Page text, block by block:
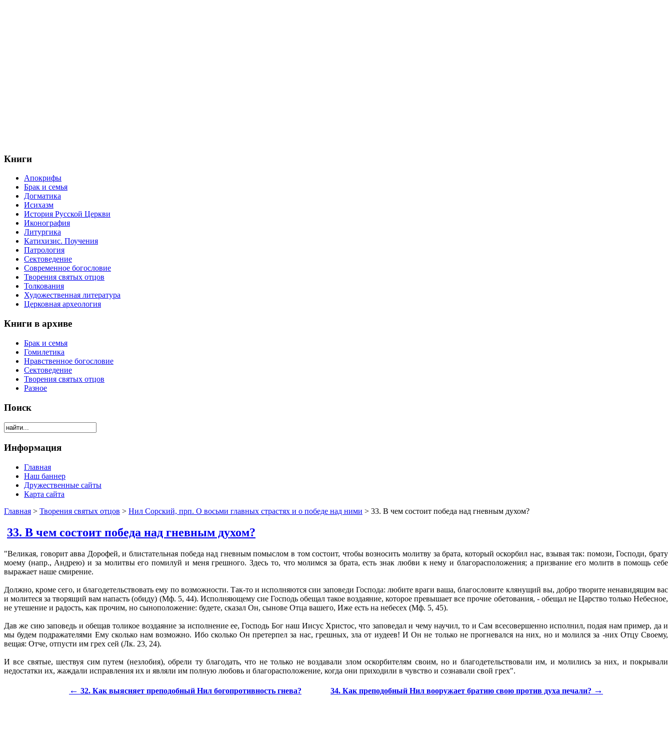
Книги
Апокрифы
Брак и семья
Догматика
Исихазм
История Русской Церкви
Иконография
Литургика
Катихизис. Поучения
Патрология
Сектоведение
Современное богословие
Творения святых отцов
Толкования
Художественная литература
Церковная археология
Книги в архиве
Брак и семья
Гомилетика
Нравственное богословие
Сектоведение
Творения святых отцов
Разное
Поиск
Информация
Главная
Наш баннер
Дружественные сайты
Карта сайта
Главная > Творения святых отцов > Нил Сорский, прп. О восьми главных страстях и о победе над ними > 33. В чем состоит победа над гневным духом?
33. В чем состоит победа над гневным духом?
"Великая, говорит авва Дорофей, и блистательная победа над гневным помыслом в том состоит, чтобы возносить молитву за брата, который оскорбил нас, взывая так: помози, Господи, брату
моему (напр., Андрею) и за молитвы его помилуй и меня грешного. Здесь то, что молимся за брата, есть знак любви к нему и благорасположения; а призвание его молитв в помощь себе
выражает наше смирение.
Должно, кроме сего, и благодетельствовать ему по возможности. Так-то и исполняются сии заповеди Господа: любите враги ваша, благословите клянущий вы, добро творите ненавидящим вас
и молитеся за творящий вам напасть (обиду) (Мф. 5, 44). Исполняющему сие Господь обещал такое воздаяние, которое превышает все прочие обетования, - обещал не Царство только Небесное,
не утешение и радость, как прочим, но сыноположение: будете, сказал Он, сынове Отца вашего, Иже есть на небесех (Мф. 5, 45).
Дав же сию заповедь и обещав толикое воздаяние за исполнение ее, Господь Бог наш Иисус Христос, что заповедал и чему научил, то и Сам всесовершенно исполнил, подая нам пример, да и
мы будем подражателями Ему сколько нам возможно. Ибо сколько Он претерпел за нас, грешных, зла от иудеев! И Он не только не прогневался на них, но и молился за -них Отцу Своему,
вещая: Отче, отпусти им грех сей (Лк. 23, 24).
И все святые, шествуя сим путем (незлобия), обрели ту благодать, что не только не воздавали злом оскорбителям своим, но и благодетельствовали им, и молились за них, и покрывали
недостатки их, жаждали исправления их и являли им полную любовь и благорасположение, когда они приходили в чувство и сознавали свой грех".
← 32. Как выясняет преподобный Нил богопротивность гнева? 34. Как преподобный Нил вооружает братию свою против духа печали? →